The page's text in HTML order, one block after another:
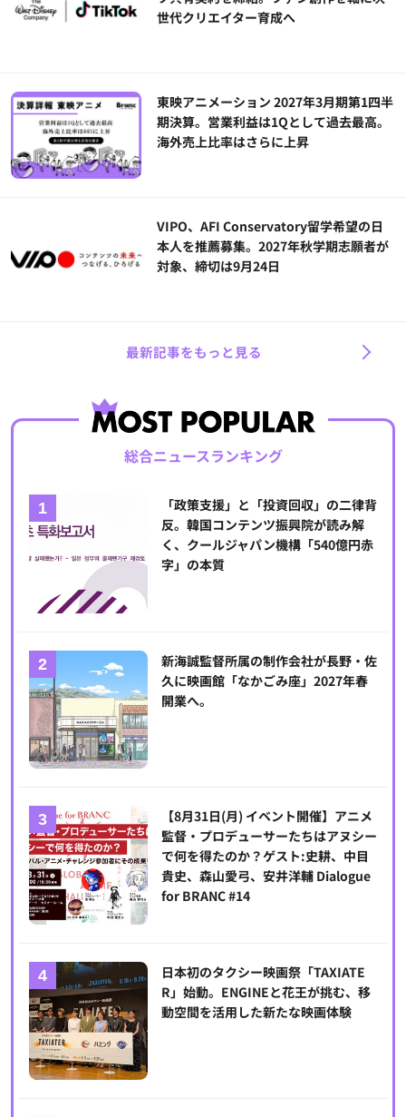
世代クリエイター育成へ
東映アニメーション 2027年3月期第1四半
期決算。営業利益は1Qとして過去最高。
海外売上比率はさらに上昇
VIPO、AFI Conservatory留学希望の日
本人を推薦募集。2027年秋学期志願者が
対象、締切は9月24日
最新記事をもっと見る
総合ニュースランキング
「政策支援」と「投資回収」の二律背
反。韓国コンテンツ振興院が読み解
く、クールジャパン機構「540億円赤
字」の本質
新海誠監督所属の制作会社が長野・佐
久に映画館「なかごみ座」2027年春
開業へ。
【8月31日(月) イベント開催】アニメ
監督・プロデューサーたちはアヌシー
で何を得たのか？ゲスト:史耕、中目
貴史、森山愛弓、安井洋輔 Dialogue
for BRANC #14
日本初のタクシー映画祭「TAXIATE
R」始動。ENGINEと花王が挑む、移
動空間を活用した新たな映画体験